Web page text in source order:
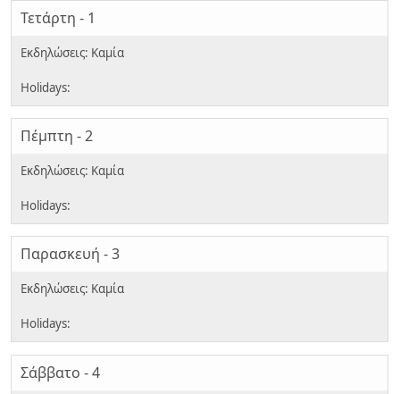
Τετάρτη - 1
Πέμπτη - 2
Παρασκευή - 3
Σάββατο - 4